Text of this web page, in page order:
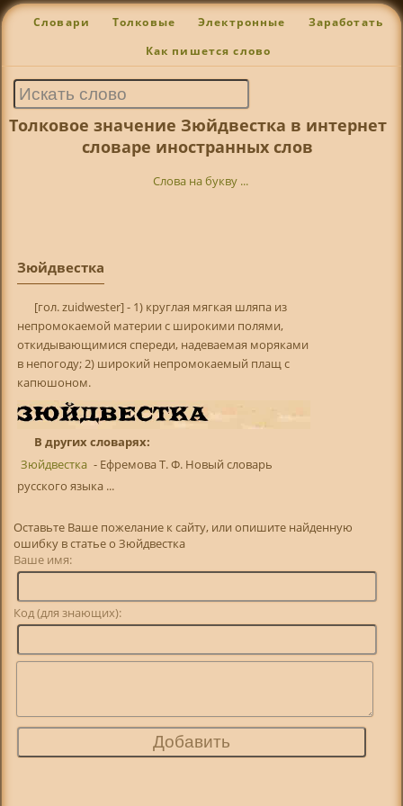
Словари Толковые Электронные Заработать
Как пишется слово
Толковое значение Зюйдвестка в интернет
словаре иностранных слов
Слова на букву ...
Зюйдвестка
[гол. zuidwester] - 1) круглая мягкая шляпа из
непромокаемой материи с широкими полями,
откидывающимися спереди, надеваемая моряками
в непогоду; 2) широкий непромокаемый плащ с
капюшоном.
В других словарях:
Зюйдвестка - Ефремова Т. Ф. Новый словарь
русского языка ...
Оставьте Ваше пожелание к сайту, или опишите найденную
ошибку в статье о Зюйдвестка
Ваше имя:
Код (для знающих):